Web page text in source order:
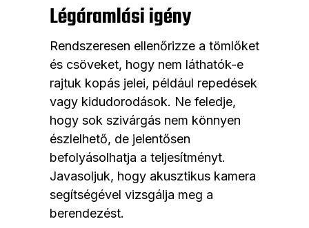
Légáramlási igény
Rendszeresen ellenőrizze a tömlőket
és csöveket, hogy nem láthatók-e
rajtuk kopás jelei, például repedések
vagy kidudorodások. Ne feledje,
hogy sok szivárgás nem könnyen
észlelhető, de jelentősen
befolyásolhatja a teljesítményt.
Javasoljuk, hogy akusztikus kamera
segítségével vizsgálja meg a
berendezést.